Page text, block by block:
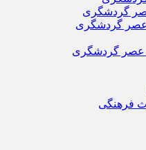
گردشگری
گردشگری
عصر گردشگری
فرهنگی